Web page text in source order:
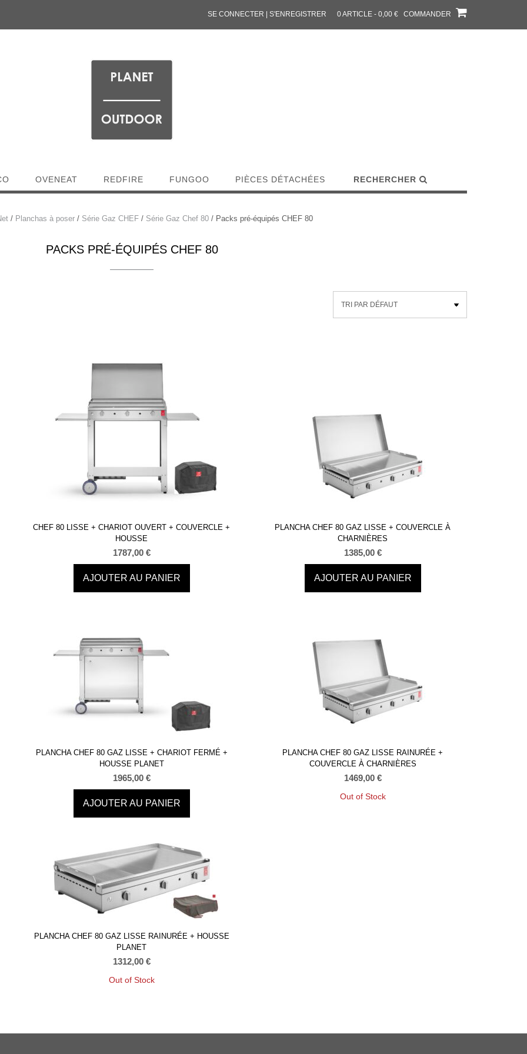
SE CONNECTER | S'ENREGISTRER 0 ARTICLE - 0,00 € COMMANDER
OVENEAT REDFIRE FUNGOO PIÈCES DÉTACHÉES RECHERCHER
/ Planchas à poser / Série Gaz CHEF / Série Gaz Chef 80 / Packs pré-équipés CHEF 80
PACKS PRÉ-ÉQUIPÉS CHEF 80
CHEF 80 LISSE + CHARIOT OUVERT + COUVERCLE +
HOUSSE
1787,00 €
AJOUTER AU PANIER
PLANCHA CHEF 80 GAZ LISSE + COUVERCLE À
CHARNIÈRES
1385,00 €
AJOUTER AU PANIER
PLANCHA CHEF 80 GAZ LISSE + CHARIOT FERMÉ +
HOUSSE PLANET
1965,00 €
AJOUTER AU PANIER
PLANCHA CHEF 80 GAZ LISSE RAINURÉE +
COUVERCLE À CHARNIÈRES
1469,00 €
Out of Stock
PLANCHA CHEF 80 GAZ LISSE RAINURÉE + HOUSSE
PLANET
1312,00 €
Out of Stock